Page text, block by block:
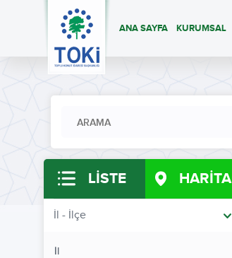
ANA SAYFA KURUMSAL
LİSTE HARİTA
İl - İlçe
İl